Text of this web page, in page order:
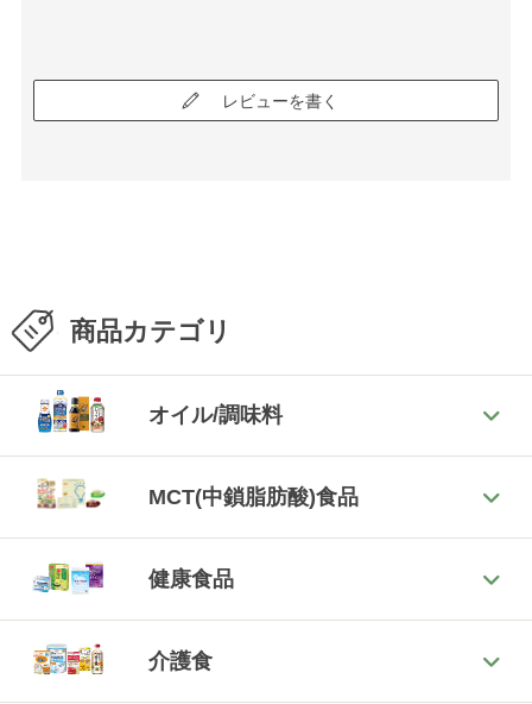
レビューを書く
商品カテゴリ
オイル/調味料
MCT(中鎖脂肪酸)食品
健康食品
介護食